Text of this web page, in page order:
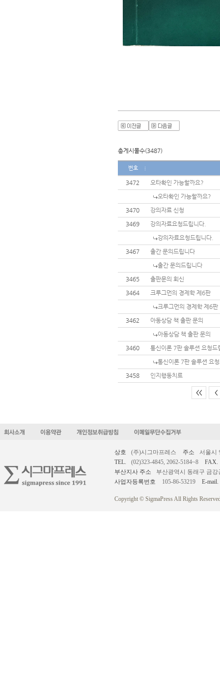
총게시물수(3487)
번호
3472
오타확인 가능할까요?
오타확인 가능할까요?
3470
강의자료 신청
3469
강의자료요청드립니다.
강의자료요청드립니다.
3467
출간 문의드립니다
출간 문의드립니다
3465
출판문의 회신
3464
크루그먼의 경제학 제6판
크루그먼의 경제학 제6판
3462
아동상담 책 출판 문의
아동상담 책 출판 문의
3460
통신이론 7판 솔루션 요청드
통신이론 7판 솔루션 요
3458
인지행동치료
<< <
상호 (주)시그마프레스 주소
서울시
TEL.
(02)323-4845, 2062-5184~8
FAX.
부산지사 주소
부산광역시 동래구 금강
사업자등록번호
105-86-53219 E-mail.
Copyright © SigmaPress All Rights